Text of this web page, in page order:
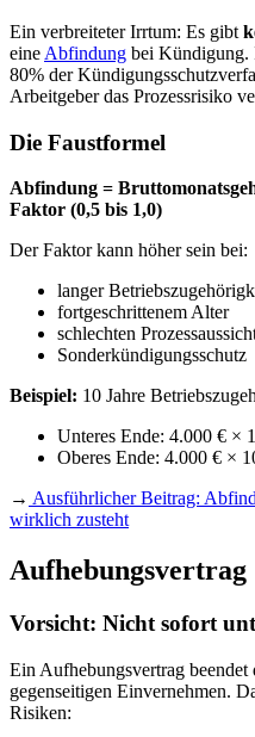
Ein verbreiteter Irrtum: Es gibt
eine Abfindung bei Kündigung.
80% der
Arbeitgeber das Prozessrisiko
Die Faustformel
Abfindung =
Faktor (0,5 bis 1,0)
Der Faktor kann höher sein bei:
langer
fortgeschrittenem Alter
schlechten
Sonderkündigungsschutz
Beispiel: 10 Jahre
Unteres Ende: 4.000 € ×
Oberes Ende: 4.000 € ×
→ Ausführlicher Beitrag:
wirklich zusteht
Aufhebungsvertrag
Vorsicht: Nicht sofort
Ein Aufhebungsvertrag
gegenseitigen Einvernehmen.
Risiken: